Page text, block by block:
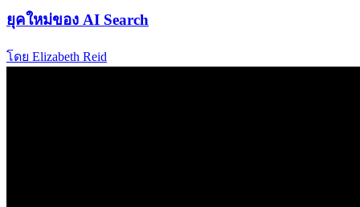
ยุคใหม่ของ AI Search
โดย Elizabeth Reid